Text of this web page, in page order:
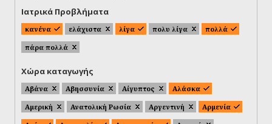
Ιατρικά Προβλήματα
κανένα ελάχιστα λίγα πολυ λίγα
πολλά
πάρα πολλά
Χώρα καταγωγής
Αβάνα Αβησσυνία Αίγυπτος
Αλάσκα
Αμερική
Ανατολική Ρωσία Αργεντινή
Αρμενία